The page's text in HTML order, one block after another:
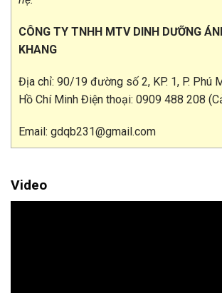
CÔNG TY TNHH MTV DINH DƯỠNG
KHANG
Địa chỉ: 90/19 đường số 2, KP. 1, P. Phú
Hồ Chí Minh Điện thoại: 0909 488 208
Email: gdqb231@gmail.com
Video